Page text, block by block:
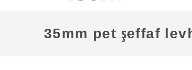
35mm pet şeffaf